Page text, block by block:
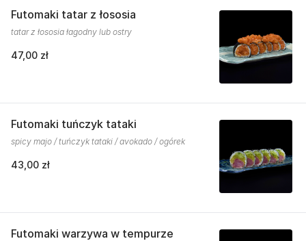
Futomaki tatar z łososia
tatar z łososia łagodny lub ostry
47,00 zł
Futomaki tuńczyk tataki
spicy majo / tuńczyk tataki / avokado / ogórek
43,00 zł
Futomaki warzywa w tempurze